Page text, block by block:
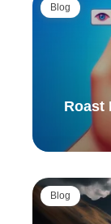
Blog
Roast
Blog